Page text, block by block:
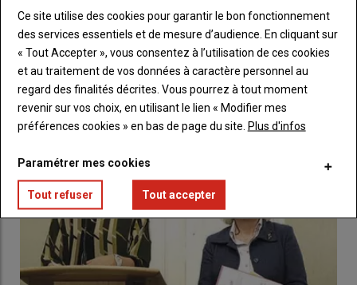
Calamité agricole, comment remplir le dossier de
demande d’indemnisation des pertes ?
Les agriculteurs demandant une indemnisation des pertes
pour la sécheresse de l’été dernier ont 30 …
Ce site utilise des cookies pour garantir le bon fonctionnement
des services essentiels et de mesure d’audience. En cliquant sur
« Tout Accepter », vous consentez à l’utilisation de ces cookies
et au traitement de vos données à caractère personnel au
regard des finalités décrites. Vous pourrez à tout moment
revenir sur vos choix, en utilisant le lien « Modifier mes
préférences cookies » en bas de page du site. Plus d'infos
Paramétrer mes cookies
Tout refuser Tout accepter